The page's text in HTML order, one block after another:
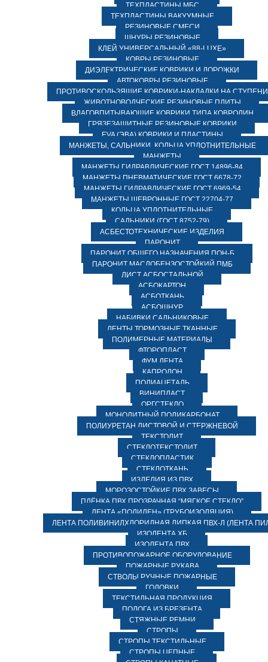
ТЕХПЛАСТИНЫ МБС
ТЕХПЛАСТИНЫ ВАКУУМНЫЕ
РЕЗИНОВЫЕ СМЕСИ
ШНУРЫ РЕЗИНОВЫЕ
КЛЕЙ УНИВЕРСАЛЬНЫЙ «88-LUXE»
КОВРЫ РЕЗИНОВЫЕ
ДИЭЛЕКТРИЧЕСКИЕ КОВРИКИ И ДОРОЖКИ
АВТОКОВРЫ РЕЗИНОВЫЕ
ПРОТИВОСКОЛЬЗЯЩИЕ КОВРИКИ-НАКЛАДКИ НА СТУПЕНИ
ЖИВОТНОВОДЧЕСКИЕ РЕЗИНОВЫЕ ПЛИТЫ
ВЛАГОВПИТЫВАЮЩИЕ КОВРИКИ ТИПА КОВРОЛИН
ГРЯЗЕЗАЩИТНЫЕ РЕЗИНОВЫЕ КОВРИКИ
EVA (ЭВА) КОВРИКИ И ПЛАСТИНЫ
МАНЖЕТЫ, САЛЬНИКИ, КОЛЬЦА УПЛОТНИТЕЛЬНЫЕ
МАНЖЕТЫ
МАНЖЕТЫ ГИДРАВЛИЧЕСКИЕ ГОСТ 14896-84
МАНЖЕТЫ ПНЕВМАТИЧЕСКИЕ ГОСТ 6678-72
МАНЖЕТЫ ГИДРАВЛИЧЕСКИЕ ГОСТ 6969-54
МАНЖЕТЫ ШЕВРОННЫЕ ГОСТ 22704-77
КОЛЬЦА УПЛОТНИТЕЛЬНЫЕ
САЛЬНИКИ (ГОСТ 8752-79)
АСБЕСТОТЕХНИЧЕСКИЕ ИЗДЕЛИЯ
ПАРОНИТ
ПАРОНИТ ОБЩЕГО НАЗНАЧЕНИЯ ПОН-Б
ПАРОНИТ МАСЛОБЕНЗОСТОЙКИЙ ПМБ
ЛИСТ АСБОСТАЛЬНОЙ
АСБОКАРТОН
АСБОТКАНЬ
АСБОШНУР
НАБИВКИ САЛЬНИКОВЫЕ
ЛЕНТЫ ТОРМОЗНЫЕ ТКАННЫЕ
ПОЛИМЕРНЫЕ МАТЕРИАЛЫ
ФТОРОПЛАСТ
ФУМ ЛЕНТА
КАПРОЛОН
ПОЛИАЦЕТАЛЬ
ВИНИПЛАСТ
ОРГСТЕКЛО
МОНОЛИТНЫЙ ПОЛИКАРБОНАТ
ПОЛИУРЕТАН ЛИСТОВОЙ И СТЕРЖНЕВОЙ
ТЕКСТОЛИТ
СТЕКЛОТЕКСТОЛИТ
СТЕКЛОПЛАСТИК
СТЕКЛОТКАНЬ
ИЗДЕЛИЯ ИЗ ПВХ
МОРОЗОСТОЙКИЕ ПВХ ЗАВЕСЫ
ПЛЁНКА ПВХ ПРОЗРАЧНАЯ “МЯГКОЕ СТЕКЛО”
ЛЕНТА «ПОЛИЛЕН» (ТРУБОИЗОЛЯЦИЯ)
ЛЕНТА ПОЛИВИНИЛХЛОРИДНАЯ ЛИПКАЯ ПВХ-Л (ЛЕНТА
ИЗОЛЕНТА ХБ
ИЗОЛЕНТА ПВХ
ПРОТИВОПОЖАРНОЕ ОБОРУДОВАНИЕ
ПОЖАРНЫЕ РУКАВА
СТВОЛЫ РУЧНЫЕ ПОЖАРНЫЕ
ГОЛОВКИ
ТЕКСТИЛЬНАЯ ПРОДУКЦИЯ
ПОЛОГА ИЗ БРЕЗЕНТА
СТЯЖНЫЕ РЕМНИ
СТРОПЫ
СТРОПЫ ТЕКСТИЛЬНЫЕ
СТРОПЫ ЦЕПНЫЕ